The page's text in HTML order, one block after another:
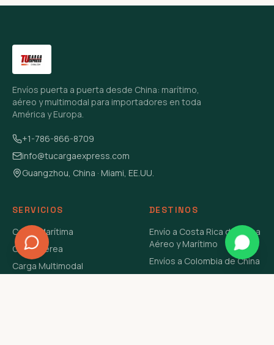
Envíos puerta a puerta desde China: marítimo,
aéreo y multimodal para importadores en toda
América y Europa.
+1-786-866-8709
info@tucargaexpress.com
Guangzhou, China · Miami, EE.UU.
SERVICIOS
Carga Marítima
Carga Aérea
Carga Multimodal
DESTINOS
Envío a Costa Rica de China
Aéreo y Marítimo
Envíos a Colombia de China